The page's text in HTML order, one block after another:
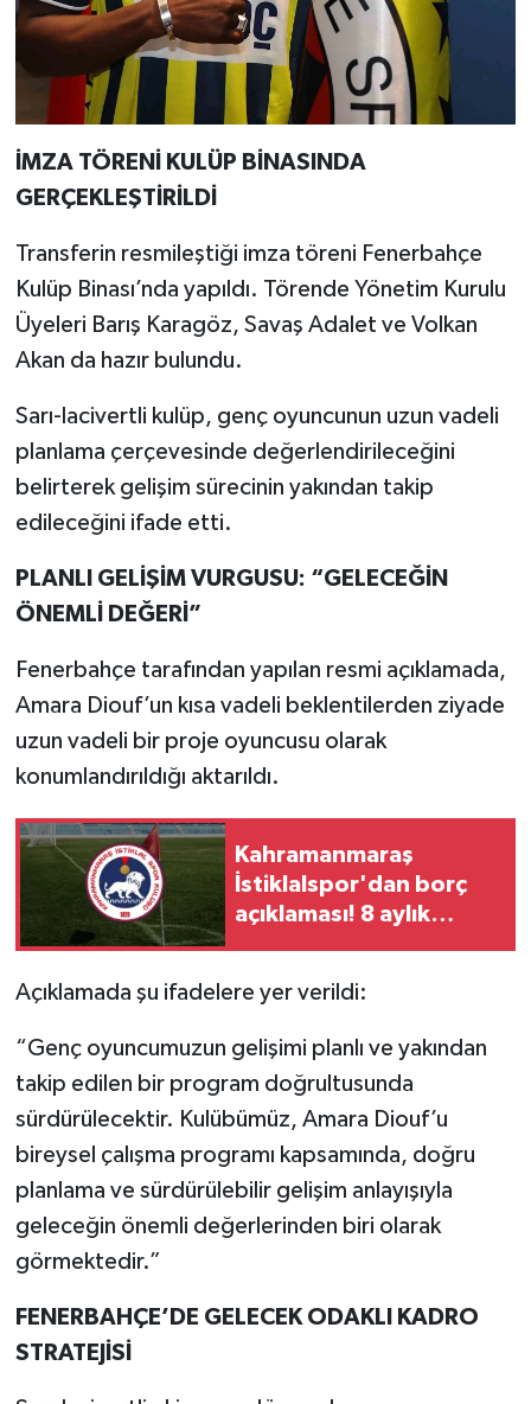
İMZA TÖRENİ KULÜP BİNASINDA
GERÇEKLEŞTİRİLDİ
Transferin resmileştiği imza töreni Fenerbahçe
Kulüp Binası’nda yapıldı. Törende Yönetim Kurulu
Üyeleri Barış Karagöz, Savaş Adalet ve Volkan
Akan da hazır bulundu.
Sarı-lacivertli kulüp, genç oyuncunun uzun vadeli
planlama çerçevesinde değerlendirileceğini
belirterek gelişim sürecinin yakından takip
edileceğini ifade etti.
PLANLI GELİŞİM VURGUSU: “GELECEĞİN
ÖNEMLİ DEĞERİ”
Fenerbahçe tarafından yapılan resmi açıklamada,
Amara Diouf’un kısa vadeli beklentilerden ziyade
uzun vadeli bir proje oyuncusu olarak
konumlandırıldığı aktarıldı.
Kahramanmaraş
İstiklalspor'dan borç
açıklaması! 8 aylık
Açıklamada şu ifadelere yer verildi:
“Genç oyuncumuzun gelişimi planlı ve yakından
takip edilen bir program doğrultusunda
sürdürülecektir. Kulübümüz, Amara Diouf’u
bireysel çalışma programı kapsamında, doğru
planlama ve sürdürülebilir gelişim anlayışıyla
geleceğin önemli değerlerinden biri olarak
görmektedir.”
FENERBAHÇE’DE GELECEK ODAKLI KADRO
STRATEJİSİ